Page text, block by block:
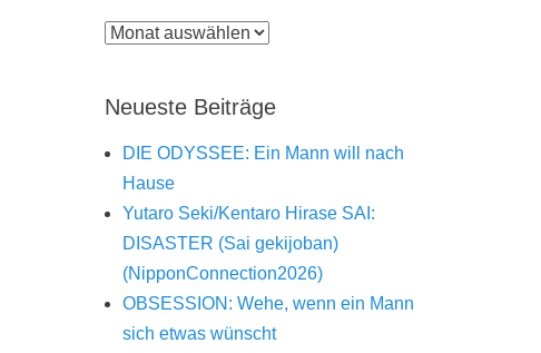
Archiv
Neueste Beiträge
DIE ODYSSEE: Ein Mann will nach
Hause
Yutaro Seki/Kentaro Hirase SAI:
DISASTER (Sai gekijoban)
(NipponConnection2026)
OBSESSION: Wehe, wenn ein Mann
sich etwas wünscht